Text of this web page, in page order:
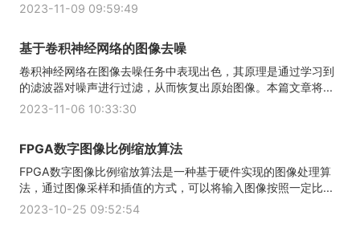
2023-11-09 09:59:49
基于卷积神经网络的图像去噪
卷积神经网络在图像去噪任务中表现出色，其原理是通过学习到
的滤波器对噪声进行过滤，从而恢复出原始图像。本篇文章将...
2023-11-06 10:33:30
FPGA数字图像比例缩放算法
FPGA数字图像比例缩放算法是一种基于硬件实现的图像处理算
法，通过图像采样和插值的方式，可以将输入图像按照一定比...
2023-10-25 09:52:54